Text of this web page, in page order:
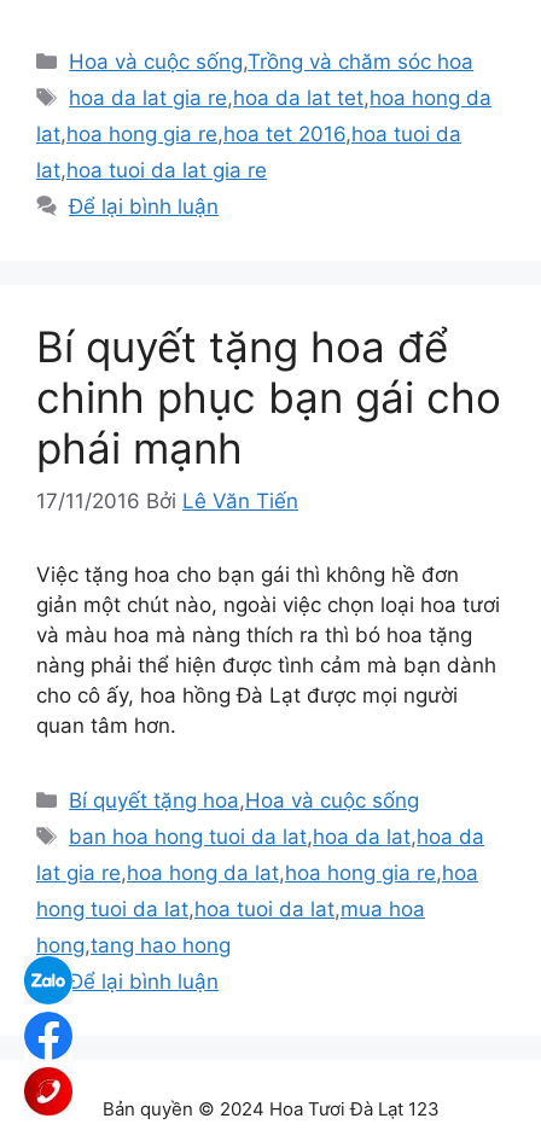
Danh
mục
Hoa và cuộc sống,Trồng và chăm sóc hoa
Thẻ
hoa da lat gia re,hoa da lat tet,hoa hong da
lat,hoa hong gia re,hoa tet 2016,hoa tuoi da
lat,hoa tuoi da lat gia re
Để lại bình luận
Bí quyết tặng hoa để
chinh phục bạn gái cho
phái mạnh
17/11/2016 Bởi Lê Văn Tiến
Việc tặng hoa cho bạn gái thì không hề đơn
giản một chút nào, ngoài việc chọn loại hoa tươi
và màu hoa mà nàng thích ra thì bó hoa tặng
nàng phải thể hiện được tình cảm mà bạn dành
cho cô ấy, hoa hồng Đà Lạt được mọi người
quan tâm hơn.
Danh
mục
Bí quyết tặng hoa,Hoa và cuộc sống
Thẻ
ban hoa hong tuoi da lat,hoa da lat,hoa da
lat gia re,hoa hong da lat,hoa hong gia re,hoa
hong tuoi da lat,hoa tuoi da lat,mua hoa
hong,tang hao hong
Để lại bình luận
Bản quyền © 2024 Hoa Tươi Đà Lạt 123